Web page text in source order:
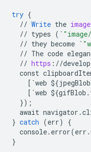
try {
// Write the image
// types ( `
// they become `
// The code
// https : //
const
[ `web
[ `web
});
await navigator .
} catch (err)
{
console. error(err .
}